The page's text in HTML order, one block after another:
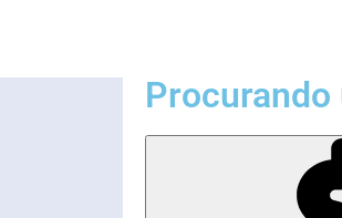
Procurando